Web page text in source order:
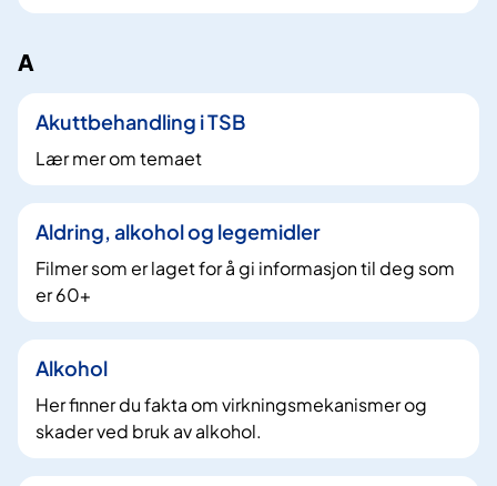
A
Akuttbehandling i TSB
Lær mer om temaet
Aldring, alkohol og legemidler
Filmer som er laget for å gi informasjon til deg som
er 60+
Alkohol
Her finner du fakta om virkningsmekanismer og
skader ved bruk av alkohol.